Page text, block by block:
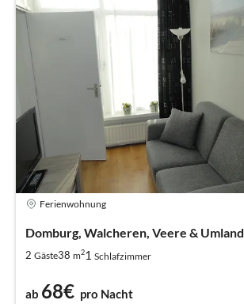
Ferienwohnung
Domburg, Walcheren, Veere & Umland
2 Gäste38 m21 Schlafzimmer
ab 68€ pro Nacht